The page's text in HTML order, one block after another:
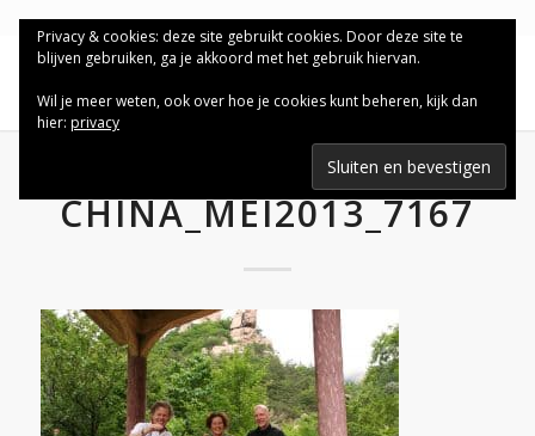
CHINA_MEI2013_7167
Privacy & cookies: deze site gebruikt cookies. Door deze site te
blijven gebruiken, ga je akkoord met het gebruik hiervan.
Wil je meer weten, ook over hoe je cookies kunt beheren, kijk dan
hier: privacy